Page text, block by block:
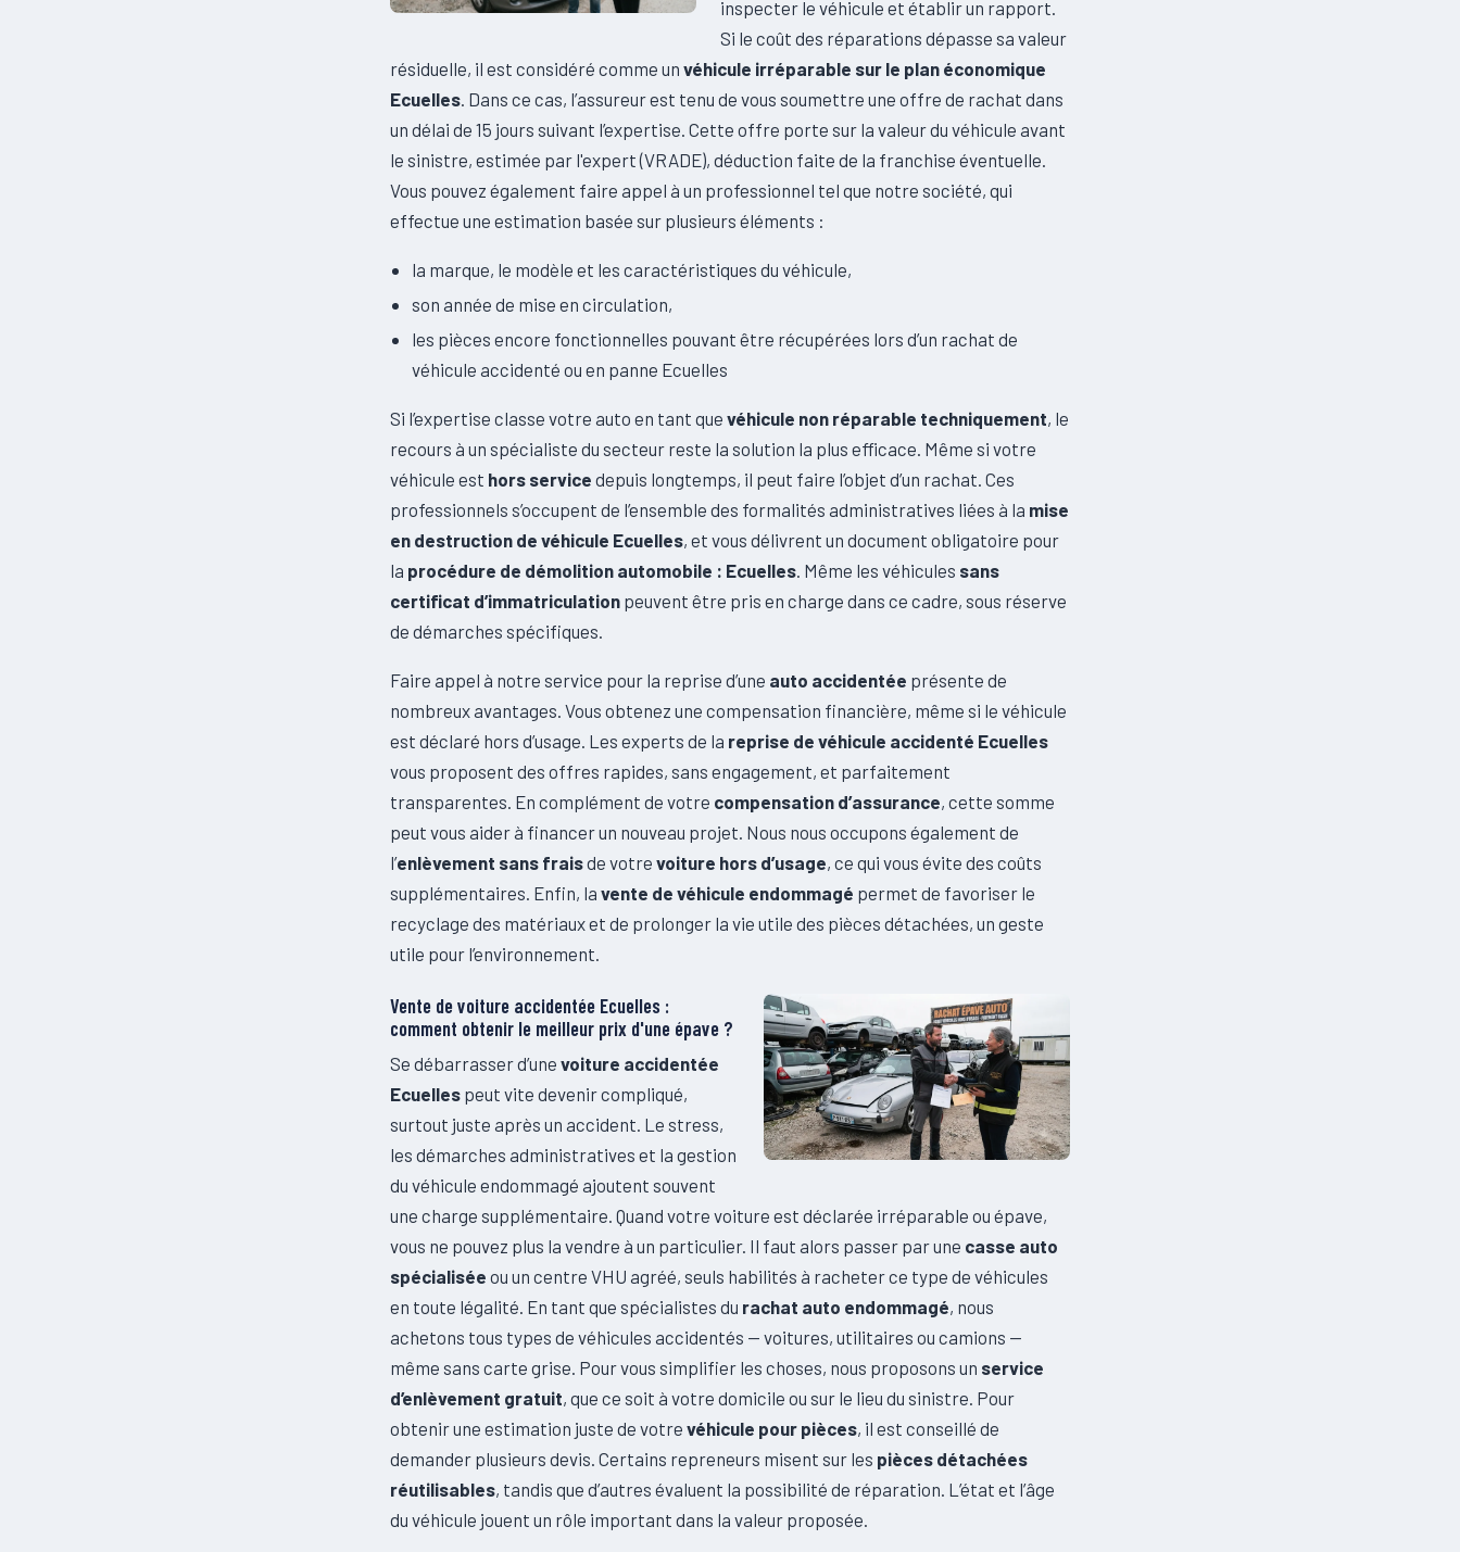
inspecter le véhicule et établir un rapport.
Si le coût des réparations dépasse sa valeur
résiduelle, il est considéré comme un véhicule irréparable sur le plan économique
Ecuelles . Dans ce cas, l’assureur est tenu de vous soumettre une offre de rachat dans
un délai de 15 jours suivant l’expertise. Cette offre porte sur la valeur du véhicule avant
le sinistre, estimée par l'expert (VRADE), déduction faite de la franchise éventuelle.
Vous pouvez également faire appel à un professionnel tel que notre société, qui
effectue une estimation basée sur plusieurs éléments :
la marque, le modèle et les caractéristiques du véhicule,
son année de mise en circulation,
les pièces encore fonctionnelles pouvant être récupérées lors d’un rachat de
véhicule accidenté ou en panne Ecuelles
Si l’expertise classe votre auto en tant que véhicule non réparable techniquement, le
recours à un spécialiste du secteur reste la solution la plus efficace. Même si votre
véhicule est hors service depuis longtemps, il peut faire l’objet d’un rachat. Ces
professionnels s’occupent de l’ensemble des formalités administratives liées à la mise
en destruction de véhicule Ecuelles, et vous délivrent un document obligatoire pour
la procédure de démolition automobile : Ecuelles . Même les véhicules sans
certificat d’immatriculation peuvent être pris en charge dans ce cadre, sous réserve
de démarches spécifiques.
Faire appel à notre service pour la reprise d’une auto accidentée présente de
nombreux avantages. Vous obtenez une compensation financière, même si le véhicule
est déclaré hors d’usage. Les experts de la reprise de véhicule accidenté Ecuelles
vous proposent des offres rapides, sans engagement, et parfaitement
transparentes. En complément de votre compensation d’assurance, cette somme
peut vous aider à financer un nouveau projet. Nous nous occupons également de
l’enlèvement sans fraisde votre voiture hors d’usage, ce qui vous évite des coûts
supplémentaires. Enfin, la vente de véhicule endommagé permet de favoriser le
recyclage des matériaux et de prolonger la vie utile des pièces détachées, un geste
utile pour l’environnement.
Vente de voiture accidentée Ecuelles :
comment obtenir le meilleur prix d'une épave ?
Se débarrasser d’une voiture accidentée
Ecuelles peut vite devenir compliqué,
surtout juste après un accident. Le stress,
les démarches administratives et la gestion
du véhicule endommagé ajoutent souvent
une charge supplémentaire. Quand votre voiture est déclarée irréparable ou épave,
vous ne pouvez plus la vendre à un particulier. Il faut alors passer par une casse auto
spécialisée ou un centre VHU agréé, seuls habilités à racheter ce type de véhicules
en toute légalité. En tant que spécialistes du rachat auto endommagé, nous
achetons tous types de véhicules accidentés — voitures, utilitaires ou camions —
même sans carte grise. Pour vous simplifier les choses, nous proposons un service
d’enlèvement gratuit, que ce soit à votre domicile ou sur le lieu du sinistre. Pour
obtenir une estimation juste de votre véhicule pour pièces, il est conseillé de
demander plusieurs devis. Certains repreneurs misent sur les pièces détachées
réutilisables, tandis que d’autres évaluent la possibilité de réparation. L’état et l’âge
du véhicule jouent un rôle important dans la valeur proposée.